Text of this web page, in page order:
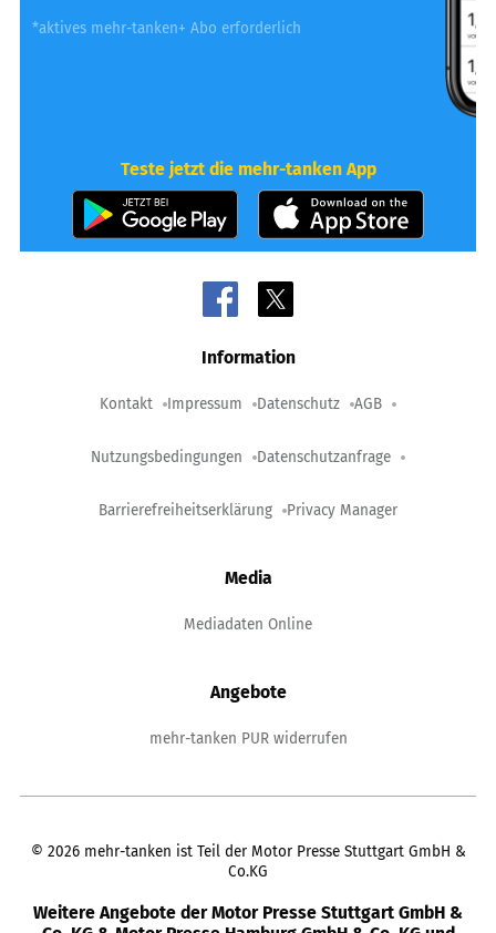
*aktives mehr-tanken+ Abo erforderlich
Teste jetzt die mehr-tanken App
Information
Kontakt Impressum Datenschutz AGB
Nutzungsbedingungen Datenschutzanfrage
Barrierefreiheitserklärung Privacy Manager
Media
Mediadaten Online
Angebote
mehr-tanken PUR widerrufen
© 2026 mehr-tanken ist Teil der Motor Presse Stuttgart GmbH &
Co.KG
Weitere Angebote der Motor Presse Stuttgart GmbH &